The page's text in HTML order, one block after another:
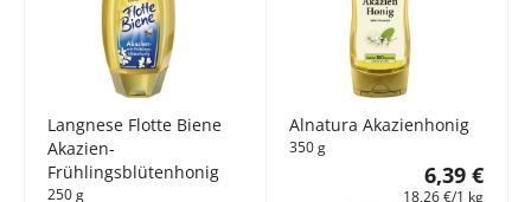
Langnese Flotte Biene
Akazien-
Frühlingsblütenhonig
250 g
Alnatura Akazienhonig
350 g
6,39 €
18,26 €/1 kg